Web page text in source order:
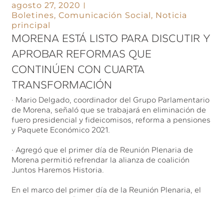
agosto 27, 2020
Boletines,Comunicación Social, Noticia
principal
MORENA ESTÁ LISTO PARA DISCUTIR Y
APROBAR REFORMAS QUE
CONTINÚEN CON CUARTA
TRANSFORMACIÓN
· Mario Delgado, coordinador del Grupo Parlamentario
de Morena, señaló que se trabajará en eliminación de
fuero presidencial y fideicomisos, reforma a pensiones
y Paquete Económico 2021.
· Agregó que el primer día de Reunión Plenaria de
Morena permitió refrendar la alianza de coalición
Juntos Haremos Historia.
En el marco del primer día de la Reunión Plenaria, el